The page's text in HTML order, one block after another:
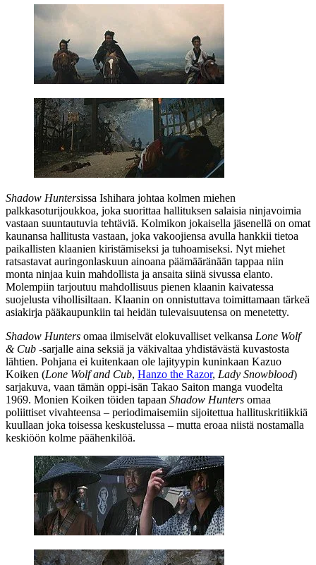
Shadow Huntersissa Ishihara johtaa kolmen miehen
palkkasoturijoukkoa, joka suorittaa hallituksen salaisia ninjavoimia
vastaan suuntautuvia tehtäviä. Kolmikon jokaisella jäsenellä on omat
kaunansa hallitusta vastaan, joka vakoojiensa avulla hankkii tietoa
paikallisten klaanien kiristämiseksi ja tuhoamiseksi. Nyt miehet
ratsastavat auringonlaskuun ainoana päämääränään tappaa niin
monta ninjaa kuin mahdollista ja ansaita siinä sivussa elanto.
Molempiin tarjoutuu mahdollisuus pienen klaanin kaivatessa
suojelusta vihollisiltaan. Klaanin on onnistuttava toimittamaan tärkeä
asiakirja pääkaupunkiin tai heidän tulevaisuutensa on menetetty.
Shadow Hunters omaa ilmiselvät elokuvalliset velkansa Lone Wolf
& Cub ‑sarjalle aina seksiä ja väkivaltaa yhdistävästä kuvastosta
lähtien. Pohjana ei kuitenkaan ole lajityypin kuninkaan Kazuo
Koiken (Lone Wolf and Cub, Hanzo the Razor, Lady Snowblood)
sarjakuva, vaan tämän oppi-isän Takao Saiton manga vuodelta
1969. Monien Koiken töiden tapaan Shadow Hunters omaa
poliittiset vivahteensa – periodimaisemiin sijoitettua hallituskritiikkiä
kuullaan joka toisessa keskustelussa – mutta eroaa niistä nostamalla
keskiöön kolme päähenkilöä.